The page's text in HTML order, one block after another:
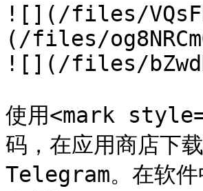
![](/files/
(/files/
![](/files/
使用<mark
码，在应用商店下
Telegram。在软